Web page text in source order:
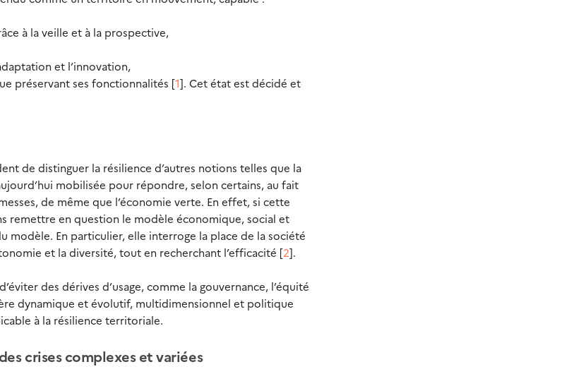
à la veille et à la prospective,
et l’innovation,
préservant ses fonctionnalités [1]. Cet état est décidé et
de distinguer la résilience d’autres notions telles que la
mobilisée pour répondre, selon certains, au fait
de même que l’économie verte. En effet, si cette
remettre en question le modèle économique, social et
En particulier, elle interroge la place de la société
et la diversité, tout en recherchant l’efficacité [2].
des dérives d’usage, comme la gouvernance, l’équité
dynamique et évolutif, multidimensionnel et politique
à la résilience territoriale.
crises complexes et variées